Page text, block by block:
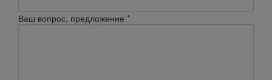
Ваш вопрос, предложение *